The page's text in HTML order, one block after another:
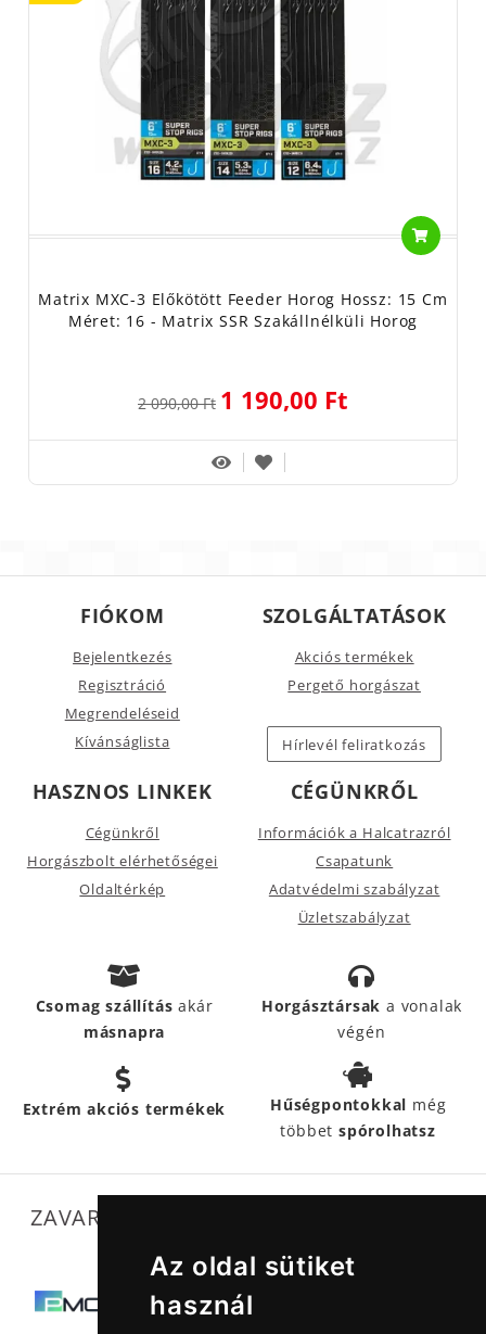
Az oldal sütiket
használ
Matrix MXC-3 Előkötött Feeder Horog Hossz: 15 Cm
Méret: 16 - Matrix SSR Szakállnélküli Horog
2 090,00 Ft 1 190,00 Ft
FIÓKOM
Bejelentkezés
Regisztráció
Megrendeléseid
Kívánságlista
SZOLGÁLTATÁSOK
Akciós termékek
Pergető horgászat
Hírlevél feliratkozás
HASZNOS LINKEK
Cégünkről
Horgászbolt elérhetőségei
Oldaltérkép
CÉGÜNKRŐL
Információk a Halcatrazról
Csapatunk
Adatvédelmi szabályzat
Üzletszabályzat
Csomag szállításakár
másnapra
Horgásztársak a vonalak
végén
Extrém akciós termékek Hűségpontokkal még
többetspórolhatsz
ZAVARTALAN MŰKÖDÉSÜNKET SEGÍTIK